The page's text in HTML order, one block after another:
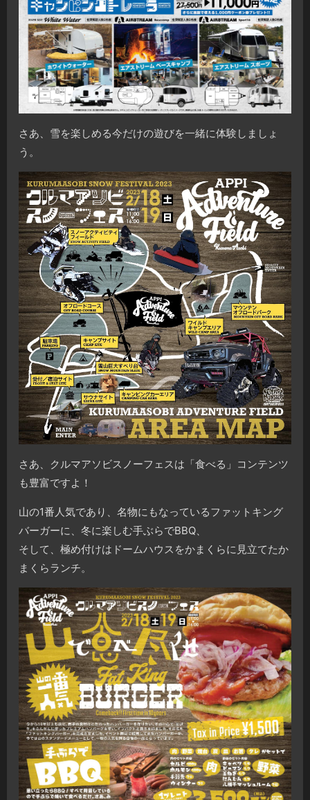
さあ、雪を楽しめる今だけの遊びを一緒に体験しましょ
う。
さあ、クルマアソビスノーフェスは「食べる」コンテンツ
も豊富ですよ！
山の1番人気であり、名物にもなっているファットキング
バーガーに、冬に楽しむ手ぶらでBBQ、
そして、極め付けはドームハウスをかまくらに見立てたか
まくらランチ。